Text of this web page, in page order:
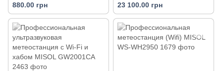
880.00 грн 23 100.00 грн